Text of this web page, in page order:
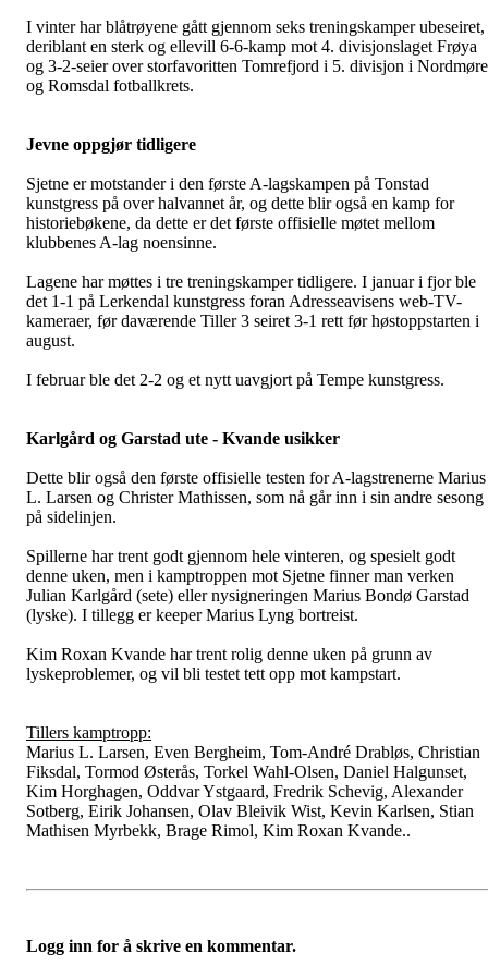
I vinter har blåtrøyene gått gjennom seks treningskamper ubeseiret,
deriblant en sterk og ellevill 6-6-kamp mot 4. divisjonslaget Frøya
og 3-2-seier over storfavoritten Tomrefjord i 5. divisjon i Nordmøre
og Romsdal fotballkrets.
Jevne oppgjør tidligere
Sjetne er motstander i den første A-lagskampen på Tonstad
kunstgress på over halvannet år, og dette blir også en kamp for
historiebøkene, da dette er det første offisielle møtet mellom
klubbenes A-lag noensinne.
Lagene har møttes i tre treningskamper tidligere. I januar i fjor ble
det 1-1 på Lerkendal kunstgress foran Adresseavisens web-TV-
kameraer, før daværende Tiller 3 seiret 3-1 rett før høstoppstarten i
august.
I februar ble det 2-2 og et nytt uavgjort på Tempe kunstgress.
Karlgård og Garstad ute - Kvande usikker
Dette blir også den første offisielle testen for A-lagstrenerne Marius
L. Larsen og Christer Mathissen, som nå går inn i sin andre sesong
på sidelinjen.
Spillerne har trent godt gjennom hele vinteren, og spesielt godt
denne uken, men i kamptroppen mot Sjetne finner man verken
Julian Karlgård (sete) eller nysigneringen Marius Bondø Garstad
(lyske). I tillegg er keeper Marius Lyng bortreist.
Kim Roxan Kvande har trent rolig denne uken på grunn av
lyskeproblemer, og vil bli testet tett opp mot kampstart.
Tillers kamptropp:
Marius L. Larsen, Even Bergheim, Tom-André Drabløs, Christian
Fiksdal, Tormod Østerås, Torkel Wahl-Olsen, Daniel Halgunset,
Kim Horghagen, Oddvar Ystgaard, Fredrik Schevig, Alexander
Sotberg, Eirik Johansen, Olav Bleivik Wist, Kevin Karlsen, Stian
Mathisen Myrbekk, Brage Rimol, Kim Roxan Kvande..
Logg inn for å skrive en kommentar.